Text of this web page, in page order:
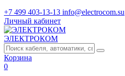
+7 499 403-13-13 info@electrocom.su
Личный кабинет
ЭЛЕКТРОКОМ
Корзина
0